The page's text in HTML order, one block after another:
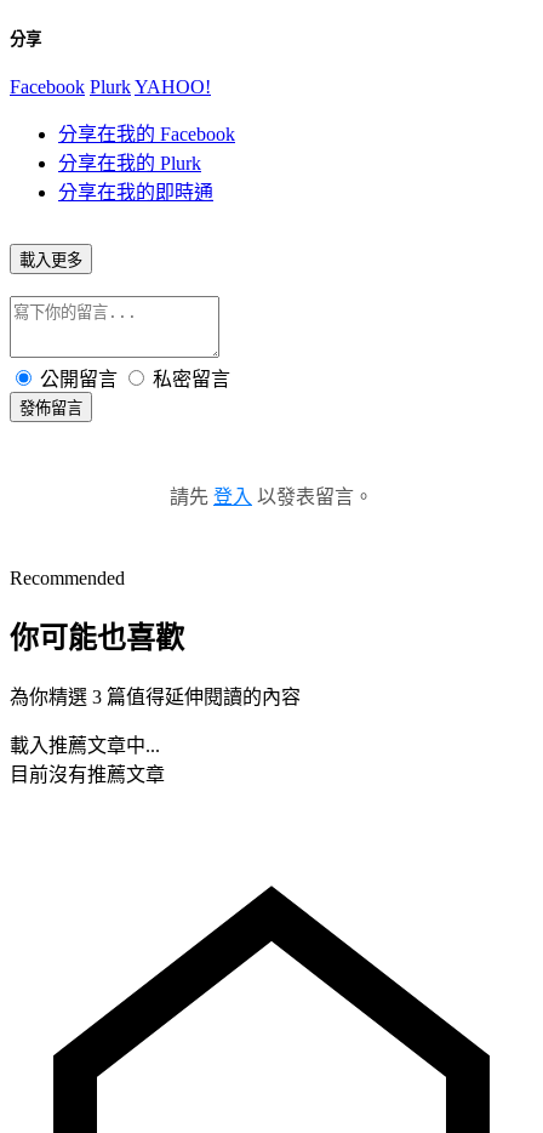
分享
Facebook PlurkYAHOO!
分享在我的 Facebook
分享在我的 Plurk
分享在我的即時通
載入更多
公開留言 私密留言
發佈留言
請先 登入 以發表留言。
Recommended
你可能也喜歡
為你精選 3 篇值得延伸閱讀的內容
載入推薦文章中...
目前沒有推薦文章